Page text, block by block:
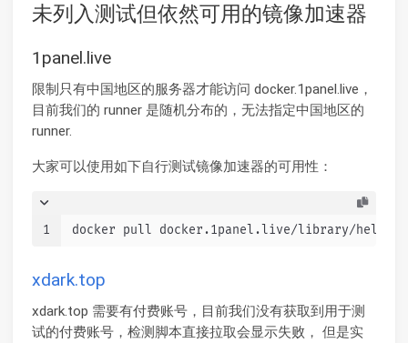
未列入测试但依然可用的镜像加速器
1panel.live
限制只有中国地区的服务器才能访问 docker.1panel.live，
目前我们的 runner 是随机分布的，无法指定中国地区的
runner.
大家可以使用如下自行测试镜像加速器的可用性：
1 docker pull docker.1panel.live/library/hello-
xdark.top
xdark.top 需要有付费账号，目前我们没有获取到用于测
试的付费账号，检测脚本直接拉取会显示失败， 但是实